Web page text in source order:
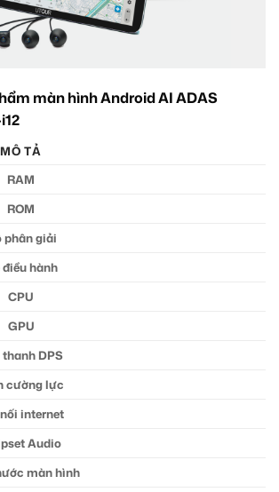
màn hình Android AI ADAS
MÔ TẢ
RAM
ROM
phân giải
điều hành
CPU
GPU
DPS
cường lực
internet
Audio
màn hình